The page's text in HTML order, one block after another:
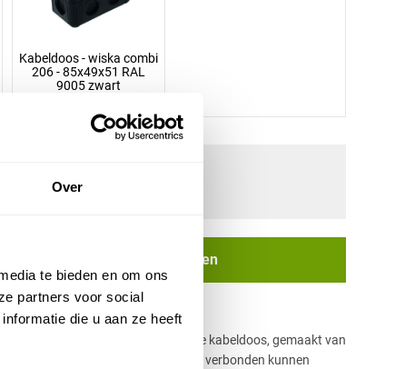
Over
te bieden en om ons
partners voor social
die u aan ze heeft
Kabeldoos - wiska combi
206 - 85x49x51 RAL
9005 zwart
In winkelwagen
veelzijdige en betrouwbare kabeldoos, gemaakt van
waar elektrische kabels met elkaar verbonden kunnen